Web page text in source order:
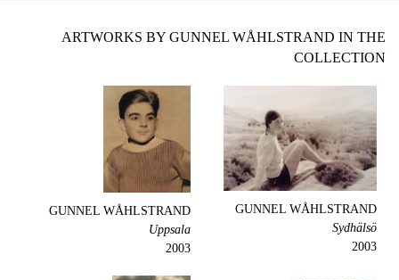
ARTWORKS BY GUNNEL WÅHLSTRAND IN THE
COLLECTION
GUNNEL WÅHLSTRAND
Sydhälsö
2003
GUNNEL WÅHLSTRAND
Uppsala
2003